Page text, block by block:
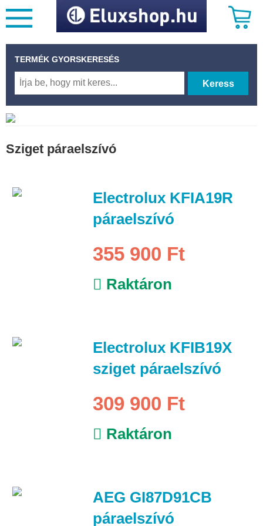
TERMÉK GYORSKERESÉS
Keress
Sziget páraelszívó
Electrolux KFIA19R
páraelszívó
355 900 Ft
Raktáron
Electrolux KFIB19X
sziget páraelszívó
309 900 Ft
Raktáron
AEG GI87D91CB
páraelszívó